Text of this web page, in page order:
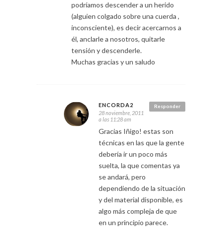
podríamos descender a un herido
(alguien colgado sobre una cuerda ,
inconsciente), es decir acercarnos a
él, anclarle a nosotros, quitarle
tensión y descenderle.
Muchas gracias y un saludo
Responder
ENCORDA2
28 noviembre, 2011
a las 11:28 am
Gracias Iñigo! estas son
técnicas en las que la gente
debería ir un poco más
suelta, la que comentas ya
se andará, pero
dependiendo de la situación
y del material disponible, es
algo más compleja de que
en un principio parece.